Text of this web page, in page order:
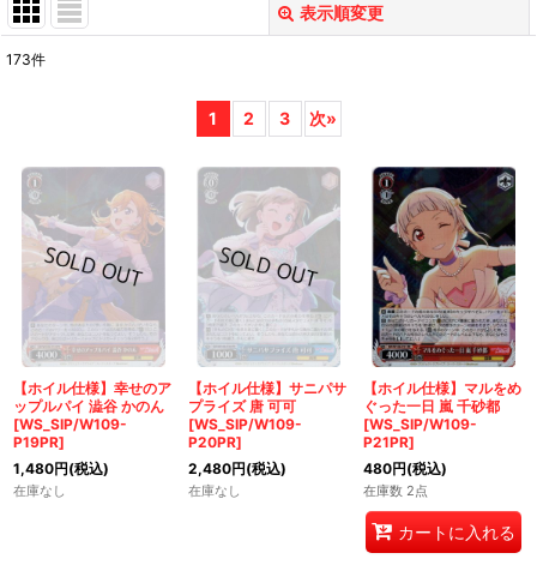
表示順変更
並び順
絞り込む
173件
1 2 3 次»
【ホイル仕様】幸せのア
ップルパイ 澁谷 かのん
[WS_SIP/W109-
P19PR]
1,480円(税込)
在庫なし
【ホイル仕様】サニパサ
プライズ 唐 可可
[WS_SIP/W109-
P20PR]
2,480円(税込)
在庫なし
【ホイル仕様】マルをめ
ぐった一日 嵐 千砂都
[WS_SIP/W109-
P21PR]
480円(税込)
在庫数 2点
カートに入れる